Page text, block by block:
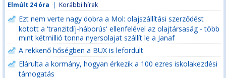
Elmúlt 24 óra | Korábbi hírek
Ezt nem verte nagy dobra a Mol: olajszállítási szerződést
kötött a 'tranzitdíj-háborús' ellenfelével az olajtársaság - több
mint kétmillió tonna nyersolajat szállít le a Janaf
A rekkenő hőségben a BUX is lefordult
Elárulta a kormány, hogyan érkezik a 100 ezres iskolakezdési
támogatás